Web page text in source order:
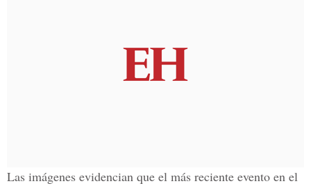
Las imágenes evidencian que el más reciente evento en el